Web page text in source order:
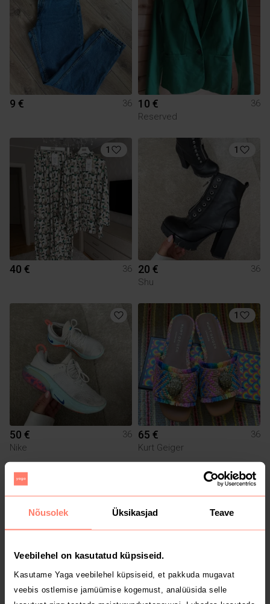
Nõusolek Üksikasjad Teave
Veebilehel on kasutatud küpsiseid.
Kasutame Yaga veebilehel küpsiseid, et pakkuda mugavat
veebis ostlemise jamüümise kogemust, analüüsida selle
9 € 36 10 €
36
Reserved
1
40 € 36
1
20 €
36
Shu
50 €
36
Nike
1
65 €
36
Kurt Geiger
10 € 5 €